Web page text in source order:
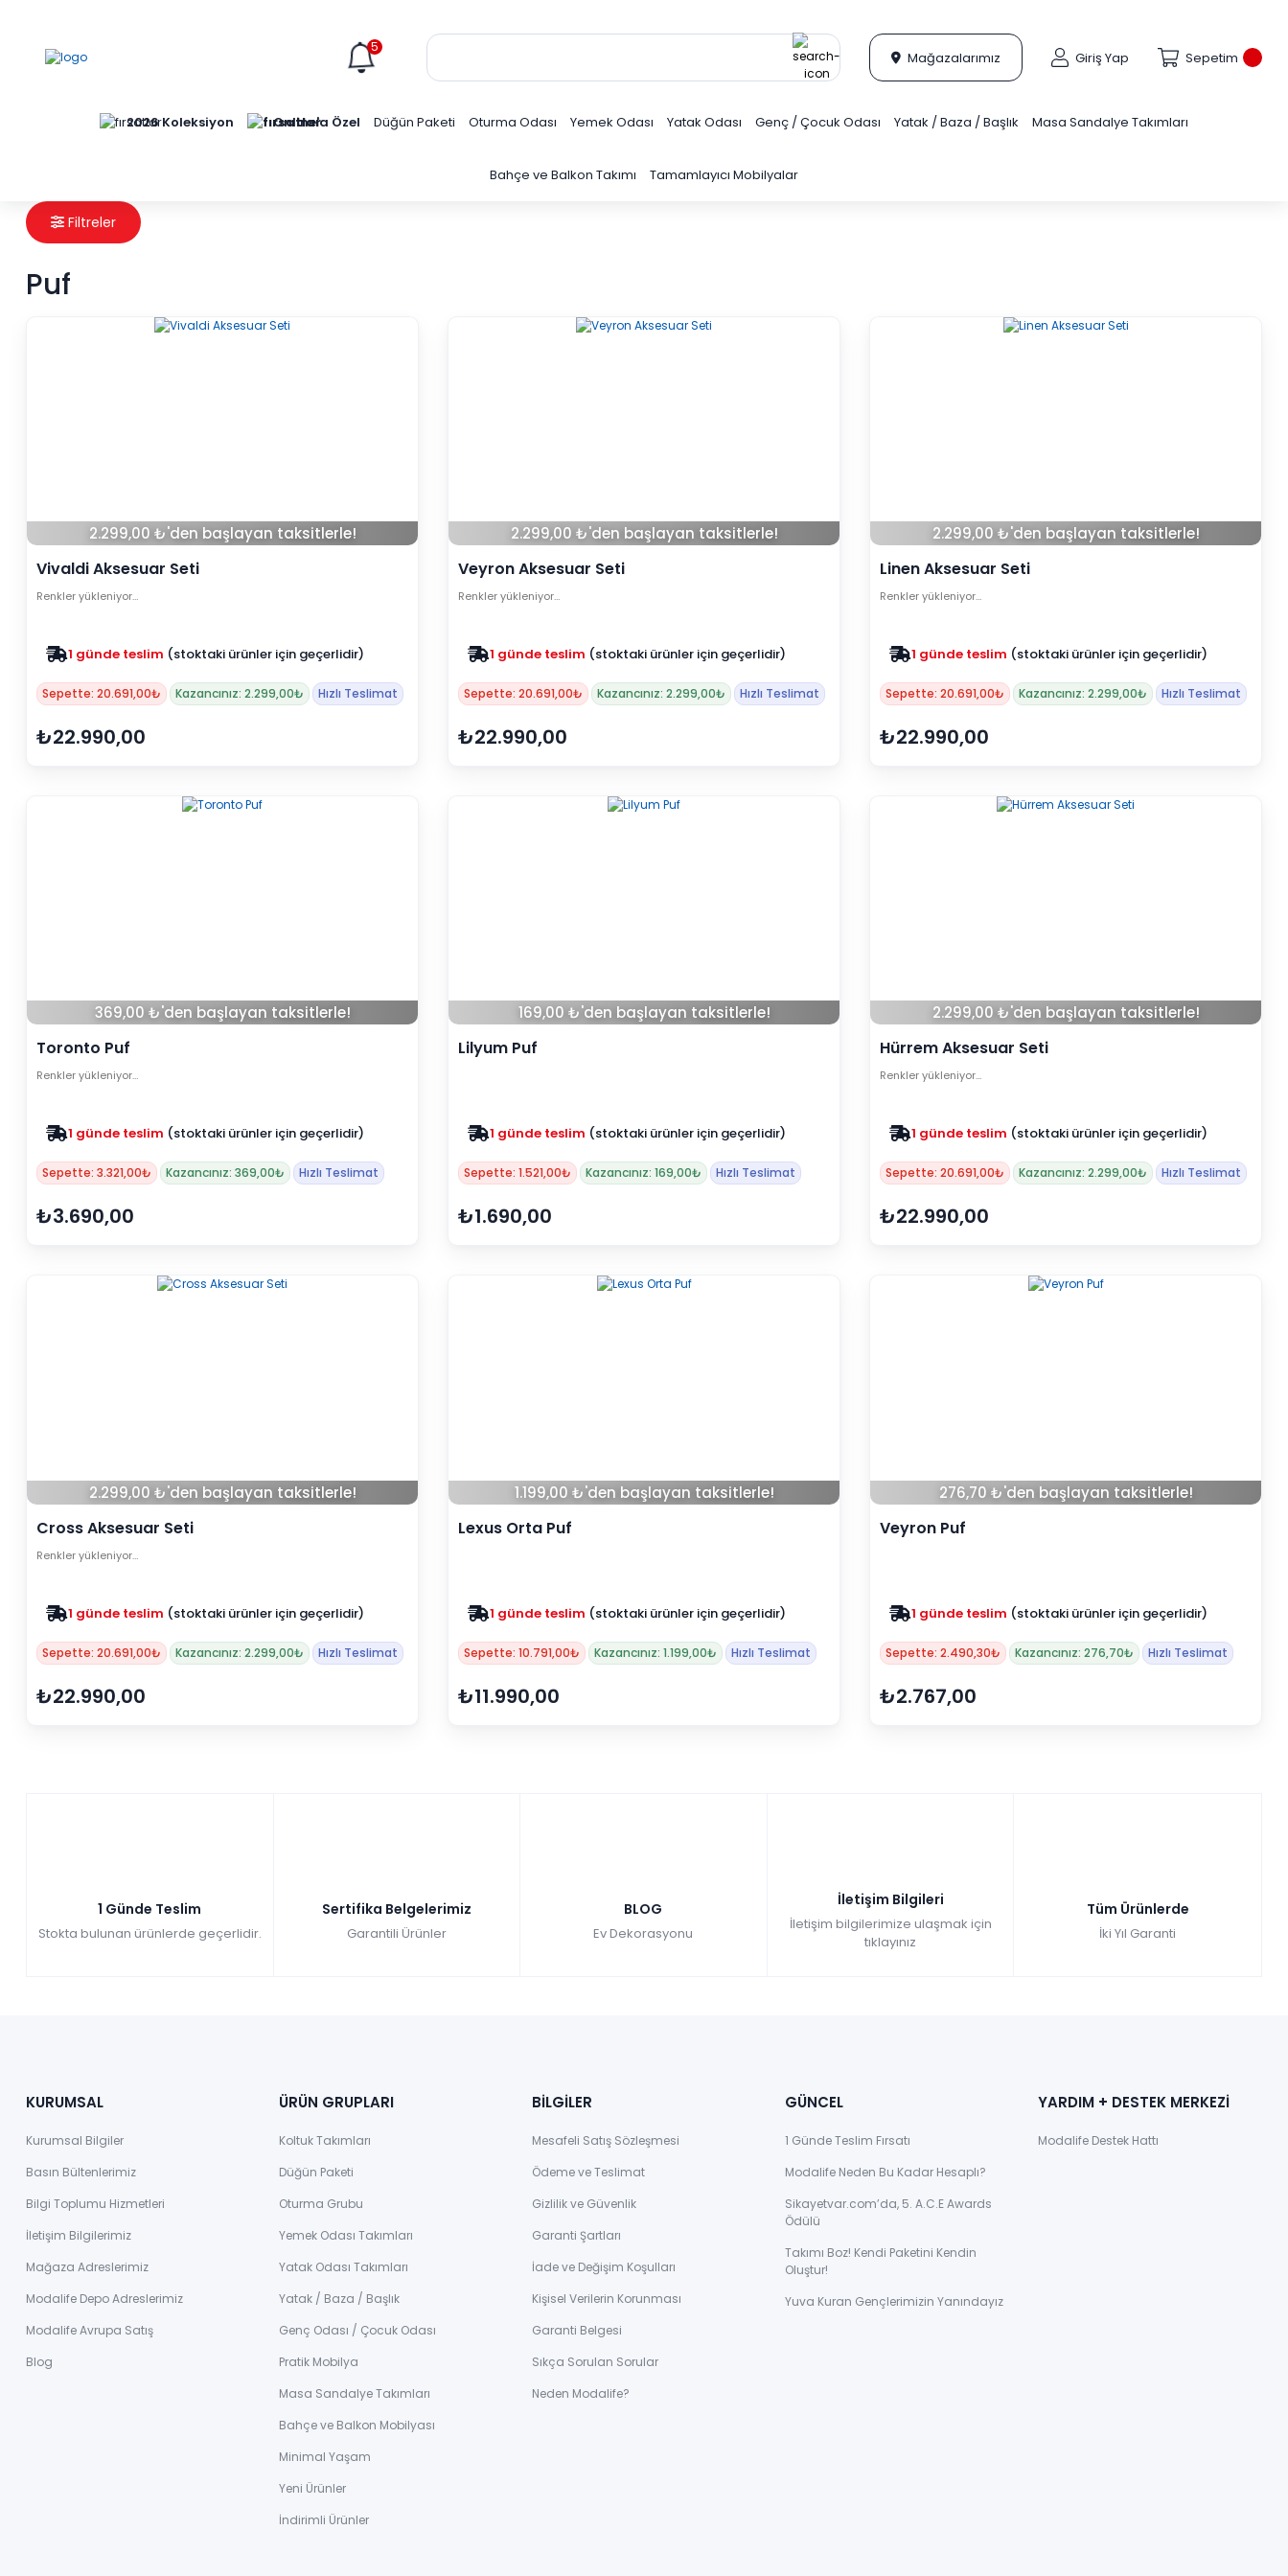
5
Mağazalarımız Giriş Yap Sepetim
2026 Koleksiyon Online'a Özel Düğün Paketi Oturma Odası Yemek Odası Yatak Odası Genç / Çocuk Odası Yatak / Baza / Başlık Masa Sandalye Takımları
Bahçe ve Balkon Takımı Tamamlayıcı Mobilyalar
Filtreler
Puf
2.299,00 ₺'den başlayan taksitlerle!
Vivaldi Aksesuar Seti
Renkler yükleniyor…
1 günde teslim (stoktaki ürünler için geçerlidir)
Sepette: 20.691,00₺ Kazancınız: 2.299,00₺ Hızlı Teslimat
₺22.990,00
2.299,00 ₺'den başlayan taksitlerle!
Veyron Aksesuar Seti
Renkler yükleniyor…
1 günde teslim (stoktaki ürünler için geçerlidir)
Sepette: 20.691,00₺ Kazancınız: 2.299,00₺ Hızlı Teslimat
₺22.990,00
2.299,00 ₺'den başlayan taksitlerle!
Linen Aksesuar Seti
Renkler yükleniyor…
1 günde teslim (stoktaki ürünler için geçerlidir)
Sepette: 20.691,00₺ Kazancınız: 2.299,00₺ Hızlı Teslimat
₺22.990,00
369,00 ₺'den başlayan taksitlerle!
Toronto Puf
Renkler yükleniyor…
1 günde teslim (stoktaki ürünler için geçerlidir)
Sepette: 3.321,00₺ Kazancınız: 369,00₺ Hızlı Teslimat
₺3.690,00
169,00 ₺'den başlayan taksitlerle!
Lilyum Puf
1 günde teslim (stoktaki ürünler için geçerlidir)
Sepette: 1.521,00₺ Kazancınız: 169,00₺ Hızlı Teslimat
₺1.690,00
2.299,00 ₺'den başlayan taksitlerle!
Hürrem Aksesuar Seti
Renkler yükleniyor…
1 günde teslim (stoktaki ürünler için geçerlidir)
Sepette: 20.691,00₺ Kazancınız: 2.299,00₺ Hızlı Teslimat
₺22.990,00
2.299,00 ₺'den başlayan taksitlerle!
Cross Aksesuar Seti
Renkler yükleniyor…
1 günde teslim (stoktaki ürünler için geçerlidir)
Sepette: 20.691,00₺ Kazancınız: 2.299,00₺ Hızlı Teslimat
₺22.990,00
1.199,00 ₺'den başlayan taksitlerle!
Lexus Orta Puf
1 günde teslim (stoktaki ürünler için geçerlidir)
Sepette: 10.791,00₺ Kazancınız: 1.199,00₺ Hızlı Teslimat
₺11.990,00
276,70 ₺'den başlayan taksitlerle!
Veyron Puf
1 günde teslim (stoktaki ürünler için geçerlidir)
Sepette: 2.490,30₺ Kazancınız: 276,70₺ Hızlı Teslimat
₺2.767,00
1 Günde Teslim
Stokta bulunan ürünlerde geçerlidir.
Sertifika Belgelerimiz
Garantili Ürünler
BLOG
Ev Dekorasyonu
İletişim Bilgileri
İletişim bilgilerimize ulaşmak için
tıklayınız
Tüm Ürünlerde
İki Yıl Garanti
KURUMSAL
Kurumsal Bilgiler
Basın Bültenlerimiz
Bilgi Toplumu Hizmetleri
İletişim Bilgilerimiz
Mağaza Adreslerimiz
Modalife Depo Adreslerimiz
Modalife Avrupa Satış
Blog
ÜRÜN GRUPLARI
Koltuk Takımları
Düğün Paketi
Oturma Grubu
Yemek Odası Takımları
Yatak Odası Takımları
Yatak / Baza / Başlık
Genç Odası / Çocuk Odası
Pratik Mobilya
Masa Sandalye Takımları
Bahçe ve Balkon Mobilyası
Minimal Yaşam
Yeni Ürünler
İndirimli Ürünler
BİLGİLER
Mesafeli Satış Sözleşmesi
Ödeme ve Teslimat
Gizlilik ve Güvenlik
Garanti Şartları
İade ve Değişim Koşulları
Kişisel Verilerin Korunması
Garanti Belgesi
Sıkça Sorulan Sorular
Neden Modalife?
GÜNCEL
1 Günde Teslim Fırsatı
Modalife Neden Bu Kadar Hesaplı?
Sikayetvar.com’da, 5. A.C.E Awards
Ödülü
Takımı Boz! Kendi Paketini Kendin
Oluştur!
Yuva Kuran Gençlerimizin Yanındayız
YARDIM + DESTEK MERKEZİ
Modalife Destek Hattı